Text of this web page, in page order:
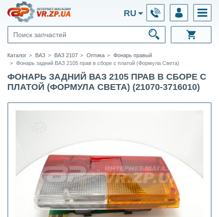
RU
Каталог ВАЗ ВАЗ 2107 Оптика
Фонарь правый
Фонарь задний ВАЗ 2105 прав в сборе с платой (Формула Света)
ФОНАРЬ ЗАДНИЙ ВАЗ 2105 ПРАВ В СБОРЕ С
ПЛАТОЙ (ФОРМУЛА СВЕТА) (21070-3716010)